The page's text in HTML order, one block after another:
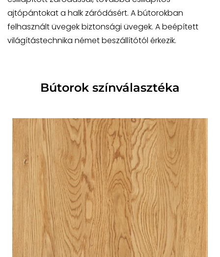
ajtópántokat a halk záródásért. A bútorokban
felhasznált üvegek biztonsági üvegek. A beépített
világítástechnika német beszállítótól érkezik.
Bútorok színválasztéka